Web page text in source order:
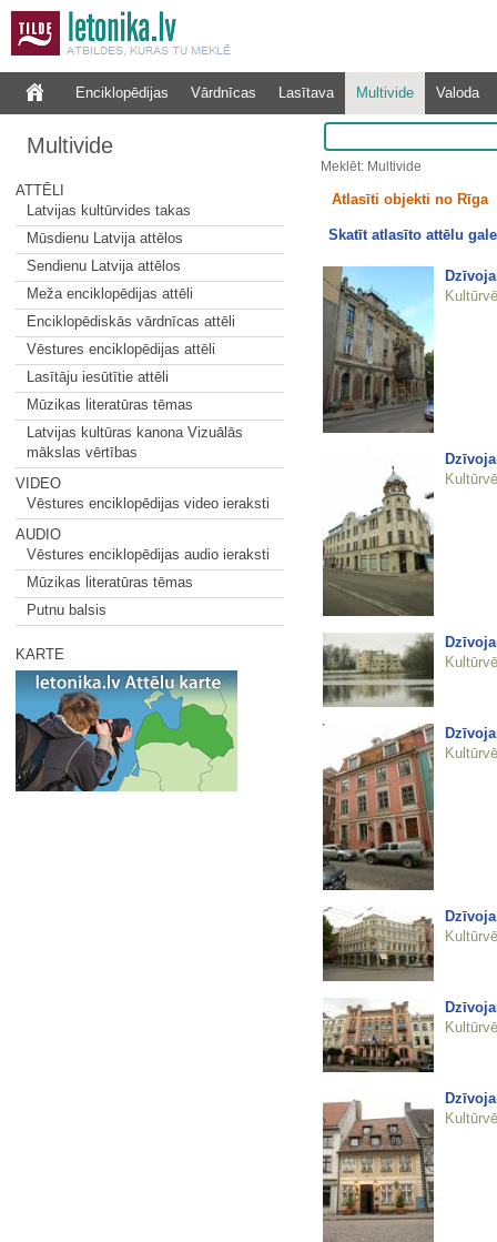
Enciklopēdijas Vārdnīcas Lasītava Multivide Valoda
Multivide
ATTĒLI
Latvijas kultūrvides takas
Mūsdienu Latvija attēlos
Sendienu Latvija attēlos
Meža enciklopēdijas attēli
Enciklopēdiskās vārdnīcas attēli
Vēstures enciklopēdijas attēli
Lasītāju iesūtītie attēli
Mūzikas literatūras tēmas
Latvijas kultūras kanona Vizuālās
mākslas vērtības
VIDEO
Vēstures enciklopēdijas video ieraksti
AUDIO
Vēstures enciklopēdijas audio ieraksti
Mūzikas literatūras tēmas
Putnu balsis
KARTE
Meklēt: Multivide
Atlasīti objekti no Rīga
Skatīt atlasīto attēlu